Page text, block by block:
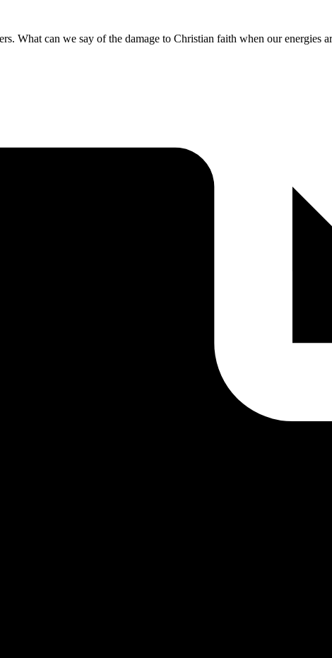
What can we say of the damage to Christian faith when our energies